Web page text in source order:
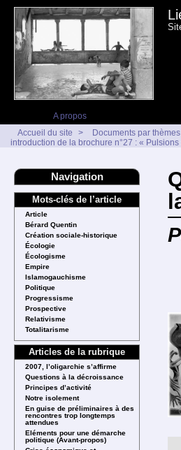
A propos
Accueil du site
> Documents par thèmes
introduction de la brochure n°27 : « Pulsions
Navigation
Mots-clés de l’article
Article
Bérard Quentin
Création sociale-historique
Écologie
Écologisme
Empire
Islamogauchisme
Politique
Progressisme
Prospective
Relativisme
Totalitarisme
Articles de la rubrique
2007, l’oligarchie s’affirme
Questions à la décroissance
Principes d’activité
Notre isolement
En guise de préliminaires à des
rencontres trop longtemps
attendues
Eléments pour une démarche
politique (Avant-propos)